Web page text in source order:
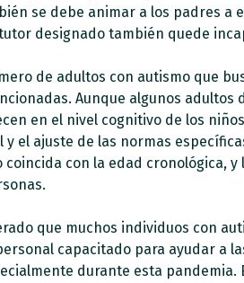
se debe animar a los padres
designado también quede
de adultos con autismo que
Aunque algunos
en el nivel cognitivo de los
el ajuste de las normas
con la edad cronológica,
que muchos individuos con
capacitado para ayudar a
durante esta